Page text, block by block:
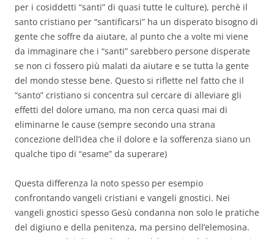
per i cosiddetti “santi” di quasi tutte le culture), perchè il
santo cristiano per “santificarsi” ha un disperato bisogno di
gente che soffre da aiutare, al punto che a volte mi viene
da immaginare che i “santi” sarebbero persone disperate
se non ci fossero più malati da aiutare e se tutta la gente
del mondo stesse bene. Questo si riflette nel fatto che il
“santo” cristiano si concentra sul cercare di alleviare gli
effetti del dolore umano, ma non cerca quasi mai di
eliminarne le cause (sempre secondo una strana
concezione dell’idea che il dolore e la sofferenza siano un
qualche tipo di “esame” da superare)
Questa differenza la noto spesso per esempio
confrontando vangeli cristiani e vangeli gnostici. Nei
vangeli gnostici spesso Gesù condanna non solo le pratiche
del digiuno e della penitenza, ma persino dell’elemosina.